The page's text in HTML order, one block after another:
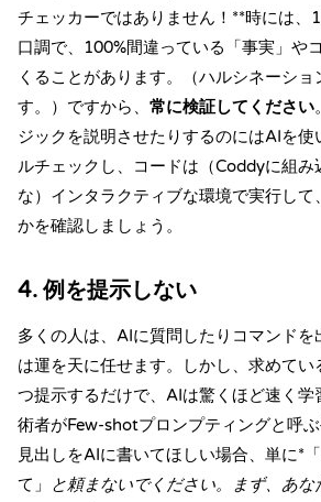
チェッカーではありません！**時には、
口調で、100%間違っている「事実」や
くることがあります。（ハルシネーショ
す。
）ですから、 常に検証してください
ジックを説明させたりするのにはAIを
ルチェックし、コードは（Coddyに組み
な）インタラクティブな環境で実行して
かを確認しましょう。
4. 例を提示しない
多くの人は、AIに質問したりコマンドを
は運を天に任せます。しかし、求めて
つ提示するだけで、AIは驚くほど速く学
術者がFew-shotプロンプティングと呼
見出しをAIに書いてほしい場合、単に*
て」
と頼まないでください。まず、あ